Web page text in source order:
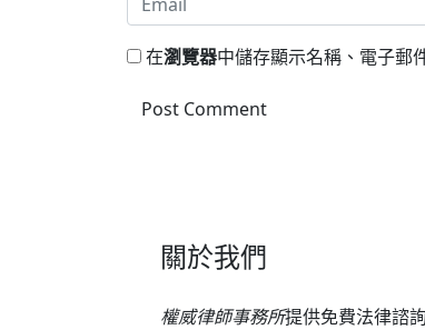
在瀏覽器中儲存顯示名稱、電子郵
關於我們
權威律師事務所提供免費法律諮詢